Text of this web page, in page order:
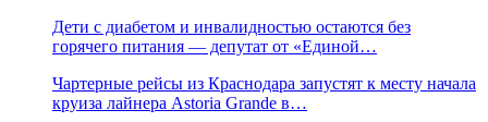
Дети с диабетом и инвалидностью остаются без
горячего питания — депутат от «Единой…
Чартерные рейсы из Краснодара запустят к месту начала
круиза лайнера Astoria Grande в…